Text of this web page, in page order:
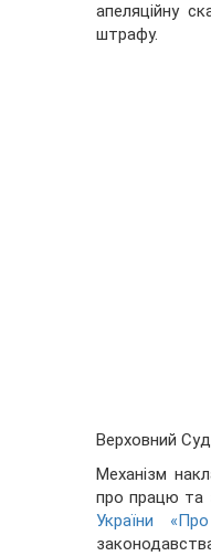
апеляційну
штрафу.
Верховний Суд
Механізм
про працю та
України